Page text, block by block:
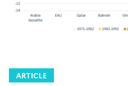
ARTICLE